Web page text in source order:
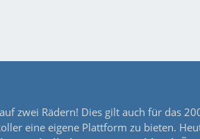
zwei Rädern! Dies gilt auch für das
eine eigene Plattform zu bieten.